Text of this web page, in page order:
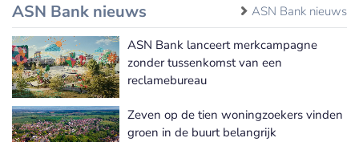
ASN Bank nieuws ASN Bank nieuws
ASN Bank lanceert merkcampagne
zonder tussenkomst van een
reclamebureau
Zeven op de tien woningzoekers vinden
groen in de buurt belangrijk